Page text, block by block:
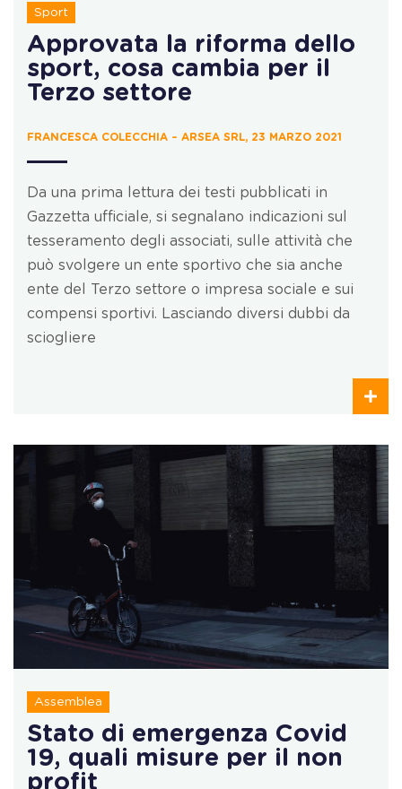
Sport
Approvata la riforma dello
sport, cosa cambia per il
Terzo settore
FRANCESCA COLECCHIA – ARSEA SRL, 23 MARZO 2021
Da una prima lettura dei testi pubblicati in
Gazzetta ufficiale, si segnalano indicazioni sul
tesseramento degli associati, sulle attività che
può svolgere un ente sportivo che sia anche
ente del Terzo settore o impresa sociale e sui
compensi sportivi. Lasciando diversi dubbi da
sciogliere
Assemblea
Stato di emergenza Covid
19, quali misure per il non
profit